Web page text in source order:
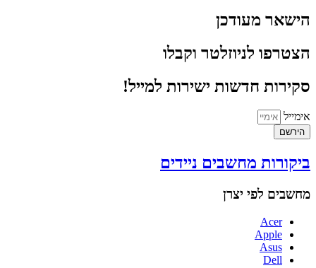
הישאר מעודכן
הצטרפו לניוזלטר וקבלו
סקירות חדשות ישירות למייל!
אימייל
הירשם
ביקורות מחשבים ניידים
מחשבים לפי יצרן
Acer
Apple
Asus
Dell